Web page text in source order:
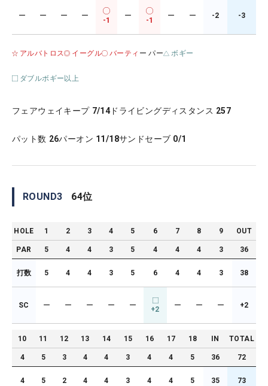
ー ー ー ー
-1
ー
-1
ー ー -2 -3
アルバトロス イーグル バーティ ー パー ボギー
ダブルボギー以上
フェアウェイキープ 7/14 ドライビングディスタンス 257
パット数 26パーオン 11/18サンドセーブ 0/1
ROUND3 64位
HOLE 1 2 3 4 5 6 7 8 9 OUT
PAR 5 4 4 3 5 4 4 4 3 36
打数 5 4 4 3 5 6 4 4 3 38
SC ー ー ー ー ー +2 ー ー ー +2
10 11 12 13 14 15 16 17 18 IN TOTAL
4 5 3 4 4 3 4 4 5 36 72
4 5 2 4 4 3 4 4 5 35 73